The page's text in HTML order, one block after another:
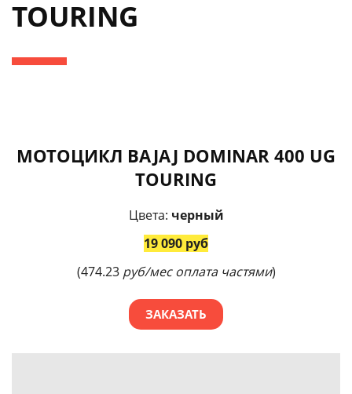
TOURING
МОТОЦИКЛ BAJAJ DOMINAR 400 UG
TOURING
Цвета: черный
19 090 руб
(474.23 руб/мес оплата частями)
ЗАКАЗАТЬ